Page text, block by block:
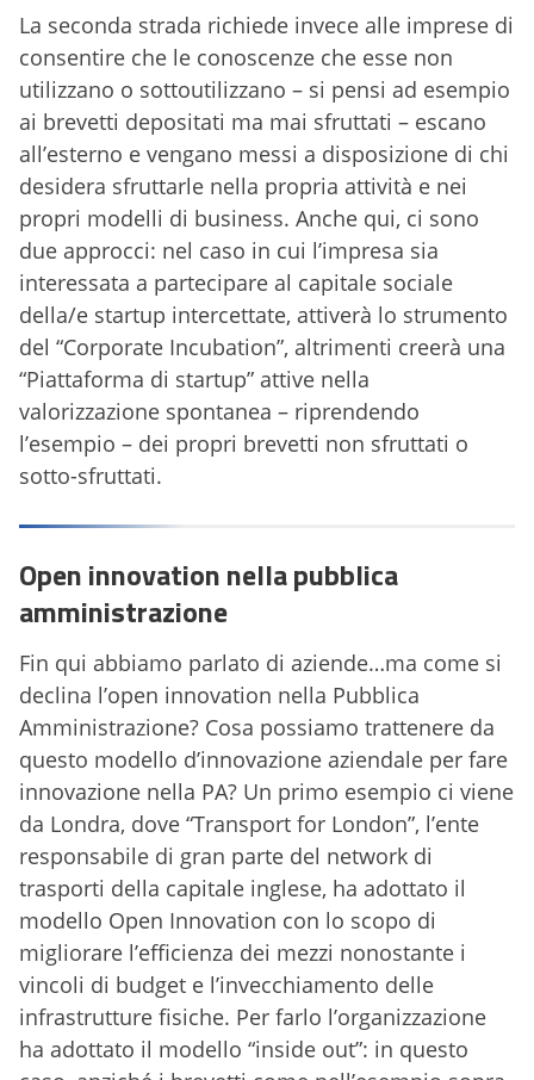
La seconda strada richiede invece alle imprese di
consentire che le conoscenze che esse non
utilizzano o sottoutilizzano – si pensi ad esempio
ai brevetti depositati ma mai sfruttati – escano
all’esterno e vengano messi a disposizione di chi
desidera sfruttarle nella propria attività e nei
propri modelli di business. Anche qui, ci sono
due approcci: nel caso in cui l’impresa sia
interessata a partecipare al capitale sociale
della/e startup intercettate, attiverà lo strumento
del “Corporate Incubation”, altrimenti creerà una
“Piattaforma di startup” attive nella
valorizzazione spontanea – riprendendo
l’esempio – dei propri brevetti non sfruttati o
sotto-sfruttati.
Open innovation nella pubblica
amministrazione
Fin qui abbiamo parlato di aziende…ma come si
declina l’open innovation nella Pubblica
Amministrazione? Cosa possiamo trattenere da
questo modello d’innovazione aziendale per fare
innovazione nella PA? Un primo esempio ci viene
da Londra, dove “Transport for London”, l’ente
responsabile di gran parte del network di
trasporti della capitale inglese, ha adottato il
modello Open Innovation con lo scopo di
migliorare l’efficienza dei mezzi nonostante i
vincoli di budget e l’invecchiamento delle
infrastrutture fisiche. Per farlo l’organizzazione
ha adottato il modello “inside out”: in questo